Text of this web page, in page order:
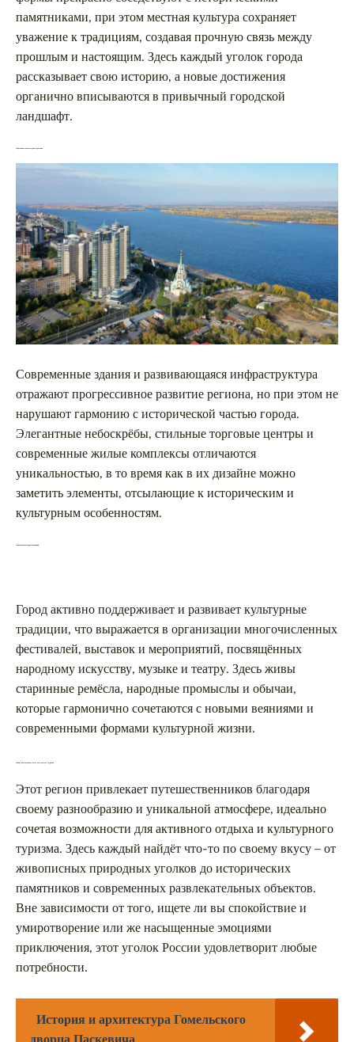
памятниками, при этом местная культура сохраняет
уважение к традициям, создавая прочную связь между
прошлым и настоящим. Здесь каждый уголок города
рассказывает свою историю, а новые достижения
органично вписываются в привычный городской
ландшафт.
Современные архитектурные решения
Современные здания и развивающаяся инфраструктура
отражают прогрессивное развитие региона, но при этом не
нарушают гармонию с исторической частью города.
Элегантные небоскрёбы, стильные торговые центры и
современные жилые комплексы отличаются
уникальностью, в то время как в их дизайне можно
заметить элементы, отсылающие к историческим и
культурным особенностям.
Сохранение культурных традиций
Город активно поддерживает и развивает культурные
традиции, что выражается в организации многочисленных
фестивалей, выставок и мероприятий, посвящённых
народному искусству, музыке и театру. Здесь живы
старинные ремёсла, народные промыслы и обычаи,
которые гармонично сочетаются с новыми веяниями и
современными формами культурной жизни.
Самара как идеальное место для отдыха и туризма
Этот регион привлекает путешественников благодаря
своему разнообразию и уникальной атмосфере, идеально
сочетая возможности для активного отдыха и культурного
туризма. Здесь каждый найдёт что-то по своему вкусу – от
живописных природных уголков до исторических
памятников и современных развлекательных объектов.
Вне зависимости от того, ищете ли вы спокойствие и
умиротворение или же насыщенные эмоциями
приключения, этот уголок России удовлетворит любые
потребности.
История и архитектура Гомельского